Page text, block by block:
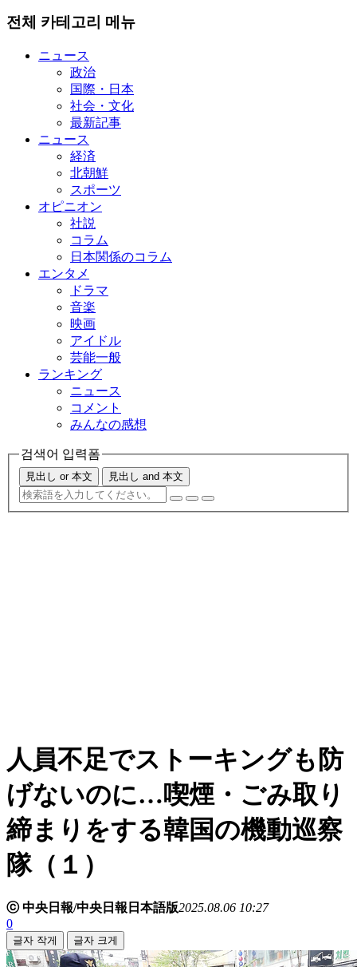
전체 카테고리 메뉴
ニュース
政治
国際・日本
社会・文化
最新記事
ニュース
経済
北朝鮮
スポーツ
オピニオン
社説
コラム
日本関係のコラム
エンタメ
ドラマ
音楽
映画
アイドル
芸能一般
ランキング
ニュース
コメント
みんなの感想
검색어 입력폼
見出し or 本文 見出し and 本文
人員不足でストーキングも防
げないのに…喫煙・ごみ取り
締まりをする韓国の機動巡察
隊（１）
ⓒ 中央日報/中央日報日本語版2025.08.06 10:27
0
글자 작게 글자 크게